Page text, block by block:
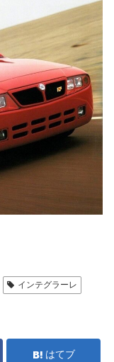
インテグラーレ
はてブ